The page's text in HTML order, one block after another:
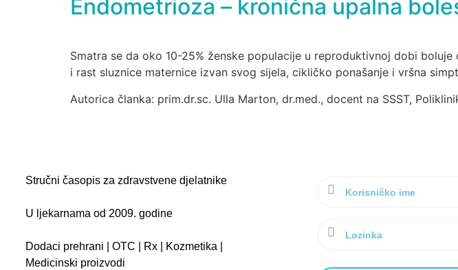
Endometrioza – kronična upalna
Smatra se da oko 10-25% ženske populacije u reproduktivnoj dobi
i rast sluznice maternice izvan svog sijela, cikličko ponašanje i vršna
Autorica članka: prim.dr.sc. Ulla Marton, dr.med., docent na SSST,
Stručni časopis za zdravstvene djelatnike
U ljekarnama od 2009. godine
Dodaci prehrani | OTC | Rx | Kozmetika |
Medicinski proizvodi